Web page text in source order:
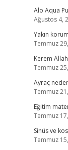
Alo Aqua
Ağustos 4,
Yakın
Temmuz
Kerem
Temmuz
Ayraç
Temmuz
Eğitim
Temmuz
Sinüs ve
Temmuz